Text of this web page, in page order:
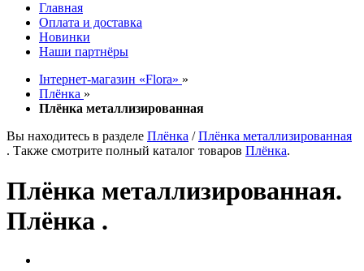
Главная
Оплата и доставка
Новинки
Наши партнёры
Інтернет-магазин «Flora» »
Плёнка »
Плёнка металлизированная
Вы находитесь в разделе Плёнка /Плёнка металлизированная
. Также смотрите полный каталог товаров Плёнка.
Плёнка металлизированная.
Плёнка .